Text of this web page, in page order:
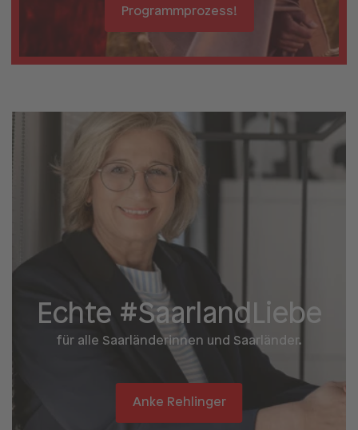
Programmprozess!
Echte #Saarland­Liebe
für alle Saarländerinnen und Saarländer.
Anke Rehlinger